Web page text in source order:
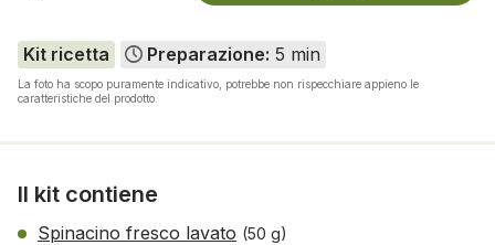
Kit ricetta Preparazione: 5 min
La foto ha scopo puramente indicativo, potrebbe non rispecchiare appieno le
caratteristiche del prodotto.
Il kit contiene
Spinacino fresco lavato (50 g)